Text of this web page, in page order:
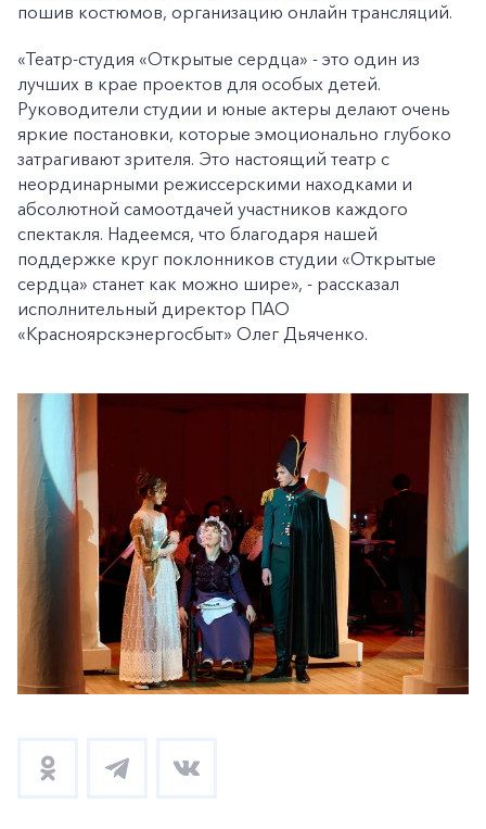
Корпоративным клиентам
пошив костюмов, организацию онлайн трансляций.
«Театр-студия «Открытые сердца» - это один из
лучших в крае проектов для особых детей.
Руководители студии и юные актеры делают очень
яркие постановки, которые эмоционально глубоко
затрагивают зрителя. Это настоящий театр с
неординарными режиссерскими находками и
абсолютной самоотдачей участников каждого
спектакля. Надеемся, что благодаря нашей
поддержке круг поклонников студии «Открытые
сердца» станет как можно шире», - рассказал
исполнительный директор ПАО
«Красноярскэнергосбыт» Олег Дьяченко.